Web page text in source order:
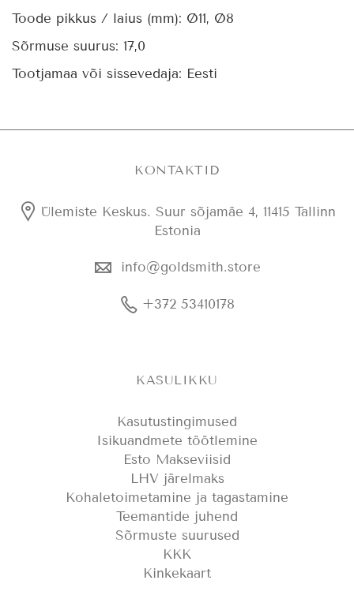
Toode pikkus / laius (mm): Ø11, Ø8
Sõrmuse suurus: 17,0
Tootjamaa või sissevedaja: Eesti
KONTAKTID
Ülemiste Keskus. Suur sõjamäe 4, 11415 Tallinn
Estonia
info@goldsmith.store
+372 53410178
KASULIKKU
Kasutustingimused
Isikuandmete töötlemine
Esto Makseviisid
LHV järelmaks
Kohaletoimetamine ja tagastamine
Teemantide juhend
Sõrmuste suurused
KKK
Kinkekaart